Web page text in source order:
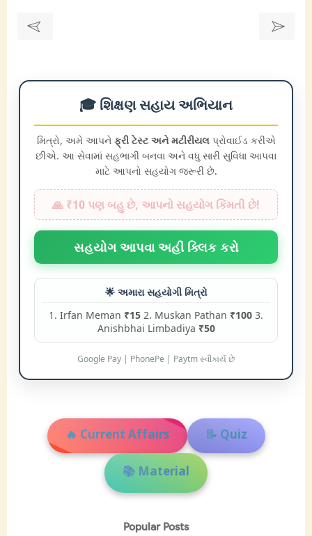
🎓 શિક્ષણ સહાય અભિયાન
મિત્રો, અમે આપને ફ્રી ટેસ્ટ અને મટીરીયલપ્રોવાઈડ કરીએ
છીએ. આ સેવામાં સહભાગી બનવા અને વધુ સારી સુવિધા આપવા
માટે આપનો સહયોગ જરૂરી છે.
🙏 ₹10 પણ બહુ છે, આપનો સહયોગ કિંમતી છે!
સહયોગ આપવા અહીં ક્લિક કરો
🌟 અમારા સહયોગી મિત્રો
1. Irfan Meman ₹15 2. Muskan Pathan ₹100 3.
Anishbhai Limbadiya ₹50
Google Pay | PhonePe | Paytm સ્વીકાર્ય છે
🔥 Current Affairs 📝 Quiz
📚 Material
Popular Posts